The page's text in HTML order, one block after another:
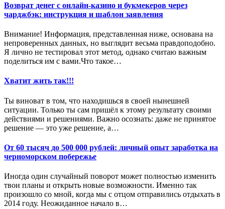
Возврат денег с онлайн-казино и букмекеров через
чарджбэк: инструкция и шаблон заявления
Внимание! Информация, представленная ниже, основана на
непроверенных данных, но выглядит весьма правдоподобно.
Я лично не тестировал этот метод, однако считаю важным
поделиться им с вами.Что такое…
Хватит жить так!!!
Ты виноват в том, что находишься в своей нынешней
ситуации. Только ты сам пришёл к этому результату своими
действиями и решениями. Важно осознать: даже не принятое
решение — это уже решение, а…
От 60 тысяч до 500 000 рублей: личный опыт заработка на
черноморском побережье
Иногда один случайный поворот может полностью изменить
твои планы и открыть новые возможности. Именно так
произошло со мной, когда мы с отцом отправились отдыхать в
2014 году. Неожиданное начало в…